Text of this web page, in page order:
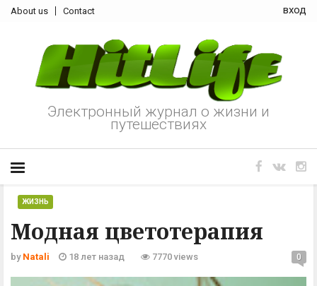
About us Contact вход
Электронный журнал о жизни и
путешествиях
Модная цветотерапия
ЖИЗНЬ
by Natali 18 лет назад 7770 views 0